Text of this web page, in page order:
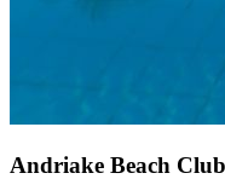
Andriake Beach